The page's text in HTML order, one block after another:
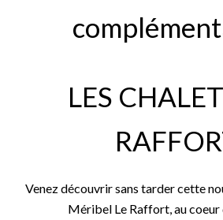
LES
Venez découvrir sans tarder cette
Méribel Le Raffort, au coeur